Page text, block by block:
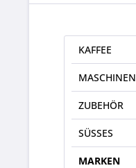
KAFFEE
MASCHINEN
ZUBEHÖR
SÜSSES
MARKEN